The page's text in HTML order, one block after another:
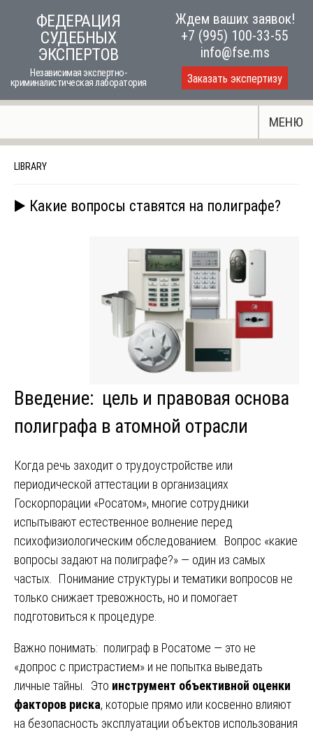
ФЕДЕРАЦИЯ
СУДЕБНЫХ
ЭКСПЕРТОВ
Независимая экспертно-
криминалистическая лаборатория
Ждем ваших заявок!
+7 (995) 100-33-55
info@fse.ms
Заказать экспертизу
МЕНЮ
LIBRARY
▶️ Какие вопросы ставятся на полиграфе?
Введение: цель и правовая основа
полиграфа в атомной отрасли
Когда речь заходит о трудоустройстве или
периодической аттестации в организациях
Госкорпорации «Росатом», многие сотрудники
испытывают естественное волнение перед
психофизиологическим обследованием. Вопрос «какие
вопросы задают на полиграфе?» — один из самых
частых. Понимание структуры и тематики вопросов не
только снижает тревожность, но и помогает
подготовиться к процедуре.
Важно понимать: полиграф в Росатоме — это не
«допрос с пристрастием» и не попытка выведать
личные тайны. Это инструмент объективной оценки
факторов риска, которые прямо или косвенно влияют
на безопасность эксплуатации объектов использования